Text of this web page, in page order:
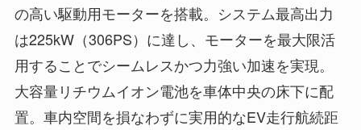
の高い駆動用モーターを搭載。システム最高出力
は225kW（306PS）に達し、モーターを最大限活
用することでシームレスかつ力強い加速を実現。
大容量リチウムイオン電池を車体中央の床下に配
置。車内空間を損なわずに実用的なEV走行航続距